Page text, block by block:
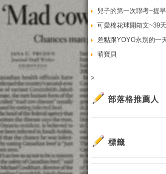
兒子的第一次聯考~提
可愛棉花球開箱文~39天
差點跟YOYO永別的一
萌寶貝
>
部落格推薦人
標籤